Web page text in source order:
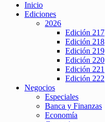
Inicio
Ediciones
2026
Edición 217
Edición 218
Edición 219
Edición 220
Edición 221
Edición 222
Negocios
Especiales
Banca y Finanzas
Economía